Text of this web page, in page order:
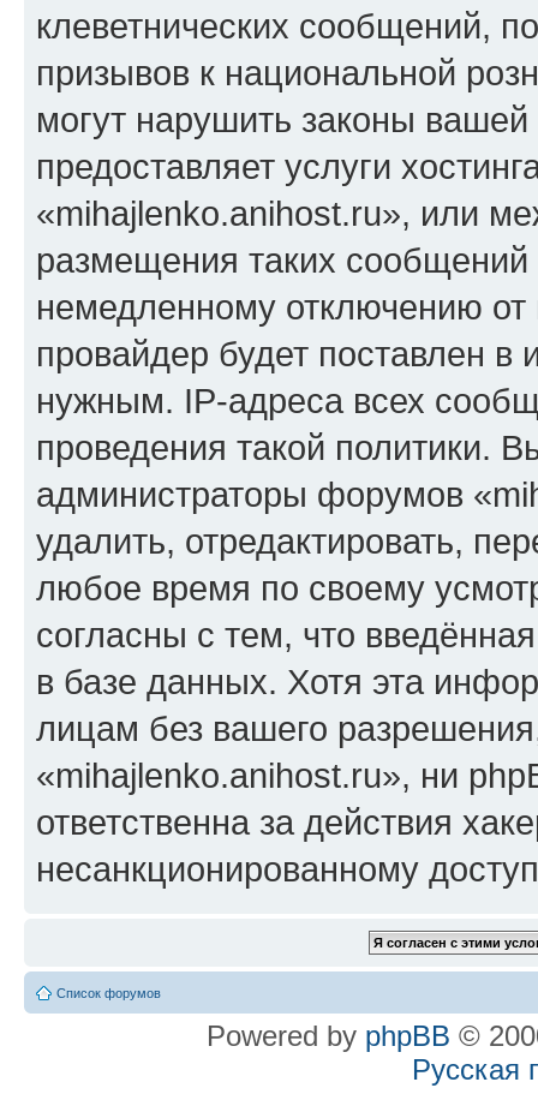
клеветнических сообщений,
призывов к национальной
могут нарушить законы
предоставляет услуги
«mihajlenko.anihost.ru», или
размещения таких
немедленному отключению
провайдер будет поставлен в
нужным. IP-адреса всех
проведения такой политики.
администраторы форумов
удалить, отредактировать,
любое время по своему
согласны с тем, что
в базе данных. Хотя эта
лицам без вашего
«mihajlenko.anihost.ru», ни
ответственна за действия
несанкционированному
Список форумов
Powered by phpBB ©
Русская